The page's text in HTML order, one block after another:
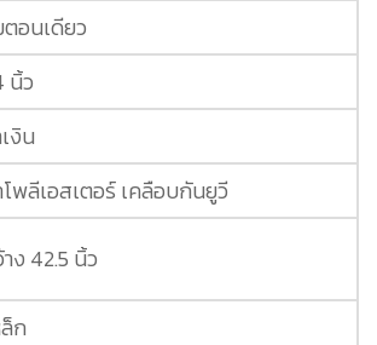
อนเดียว
นิ้ว
งิน
พลีเอสเตอร์ เคลือบกันยูวี
ง 42.5 นิ้ว
ก